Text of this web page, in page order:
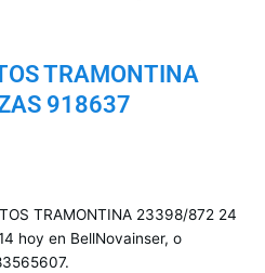
TRAMONTINA
918637
TRAMONTINA 23398/872 24
hoy en BellNovainser, o